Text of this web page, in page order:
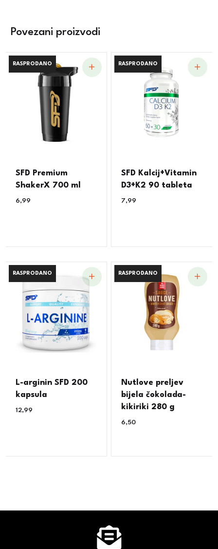
Povezani proizvodi
RASPRODANO
RASPRODANO
SFD Premium
ShakerX 700 ml
6,99
RASPRODANO
RASPRODANO
SFD Kalcij+Vitamin
D3+K2 90 tableta
7,99
RASPRODANO
RASPRODANO
L-arginin SFD 200
kapsula
12,99
RASPRODANO
RASPRODANO
Nutlove preljev
bijela čokolada-
kikiriki 280 g
6,50